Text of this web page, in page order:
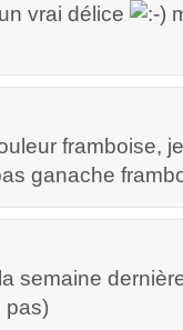
vrai délice
framboise,
ganache
semaine
pas)